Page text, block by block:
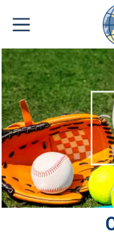
Cheer Dance
more